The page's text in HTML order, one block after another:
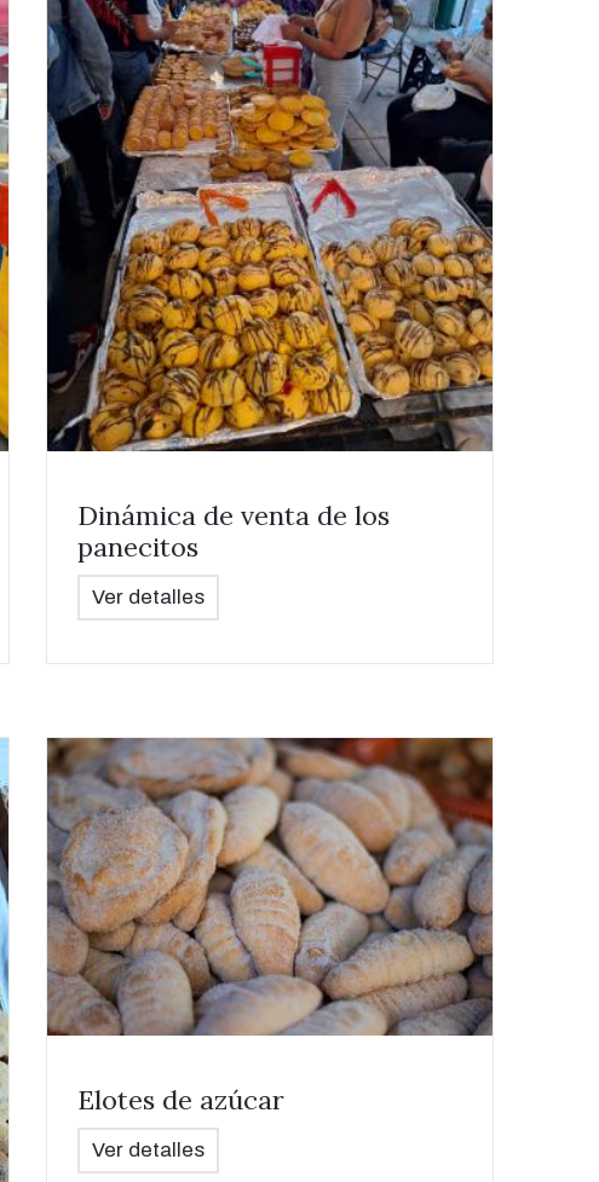
Dinámica de venta de los
panecitos
Ver detalles
Elotes de azúcar
Ver detalles